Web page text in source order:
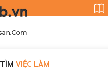
TÌM VIỆC LÀM